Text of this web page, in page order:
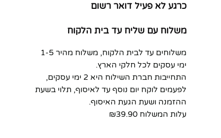
כרגע לא פעיל דואר רשום
משלוח עם שליח עד בית הלקוח
משלוחים עד לבית הלקוח, משלוח מהיר 1-5
ימי עסקים לכל חלקי הארץ.
התחייבות חברת השילוח היא 2 ימי עסקים,
לפעמים לוקח יום נוסף עד לאיסוף, תלוי בשעת
ההזמנה ושעת הגעת האיסוף.
עלות המשלוח ₪39.90